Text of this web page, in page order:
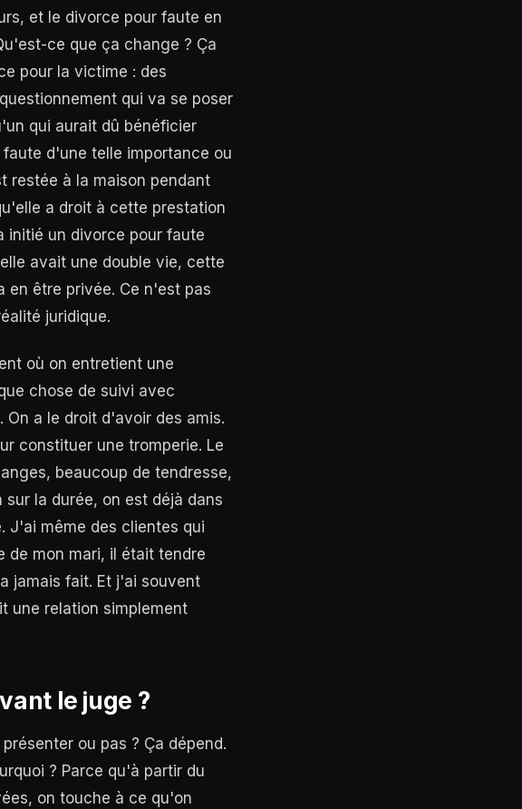
et le divorce pour faute en
ce que ça change ? Ça
pour la victime : des
qui va se poser
qui aurait dû bénéficier
d'une telle importance ou
restée à la maison pendant
a droit à cette prestation
initié un divorce pour faute
avait une double vie, cette
en être privée. Ce n'est pas
juridique.
où on entretient une
chose de suivi avec
a le droit d'avoir des amis.
constituer une tromperie. Le
beaucoup de tendresse,
la durée, on est déjà dans
J'ai même des clientes qui
de mon mari, il était tendre
jamais fait. Et j'ai souvent
une relation simplement
le juge ?
ou pas ? Ça dépend.
? Parce qu'à partir du
on touche à ce qu'on